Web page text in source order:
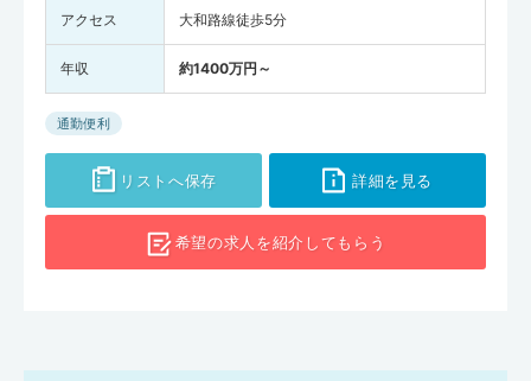
アクセス 大和路線徒歩5分
年収 約1400万円～
通勤便利
リストへ保存 詳細を見る
希望の求人を紹介してもらう